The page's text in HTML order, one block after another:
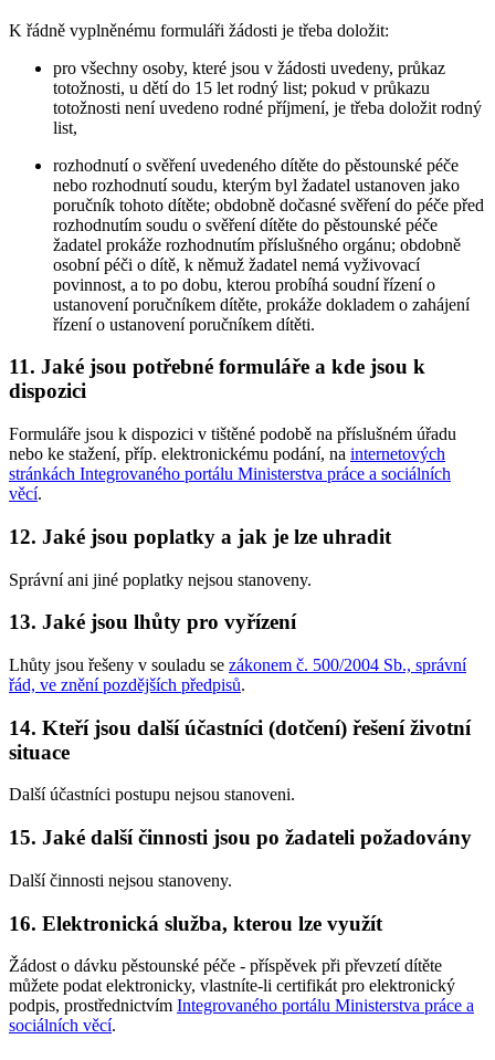
K řádně vyplněnému formuláři žádosti je třeba doložit:
pro všechny osoby, které jsou v žádosti uvedeny, průkaz
totožnosti, u dětí do 15 let rodný list; pokud v průkazu
totožnosti není uvedeno rodné příjmení, je třeba doložit rodný
list,
rozhodnutí o svěření uvedeného dítěte do pěstounské péče
nebo rozhodnutí soudu, kterým byl žadatel ustanoven jako
poručník tohoto dítěte; obdobně dočasné svěření do péče před
rozhodnutím soudu o svěření dítěte do pěstounské péče
žadatel prokáže rozhodnutím příslušného orgánu; obdobně
osobní péči o dítě, k němuž žadatel nemá vyživovací
povinnost, a to po dobu, kterou probíhá soudní řízení o
ustanovení poručníkem dítěte, prokáže dokladem o zahájení
řízení o ustanovení poručníkem dítěti.
11. Jaké jsou potřebné formuláře a kde jsou k
dispozici
Formuláře jsou k dispozici v tištěné podobě na příslušném úřadu
nebo ke stažení, příp. elektronickému podání, na internetových
stránkách Integrovaného portálu Ministerstva práce a sociálních
věcí.
12. Jaké jsou poplatky a jak je lze uhradit
Správní ani jiné poplatky nejsou stanoveny.
13. Jaké jsou lhůty pro vyřízení
Lhůty jsou řešeny v souladu se zákonem č. 500/2004 Sb., správní
řád, ve znění pozdějších předpisů.
14. Kteří jsou další účastníci (dotčení) řešení životní
situace
Další účastníci postupu nejsou stanoveni.
15. Jaké další činnosti jsou po žadateli požadovány
Další činnosti nejsou stanoveny.
16. Elektronická služba, kterou lze využít
Žádost o dávku pěstounské péče - příspěvek při převzetí dítěte
můžete podat elektronicky, vlastníte-li certifikát pro elektronický
podpis, prostřednictvím Integrovaného portálu Ministerstva práce a
sociálních věcí.